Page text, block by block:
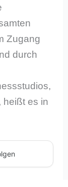
Zugang
durch
heißt es in